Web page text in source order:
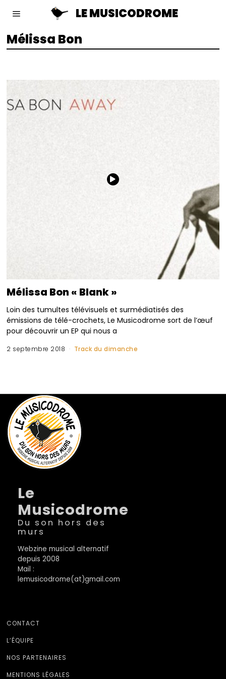
LE MUSICODROME
Mélissa Bon
Mélissa Bon « Blank »
Loin des tumultes télévisuels et surmédiatisés des
émissions de télé-crochets, Le Musicodrome sort de l’œuf
pour découvrir un EP qui nous a
2 septembre 2018 Track du dimanche
Le
Musicodrome
Du son hors des
murs
Webzine musical alternatif
depuis 2008
Mail :
lemusicodrome(at)gmail.com
CONTACT
L’ÉQUIPE
NOS PARTENAIRES
MENTIONS LÉGALES